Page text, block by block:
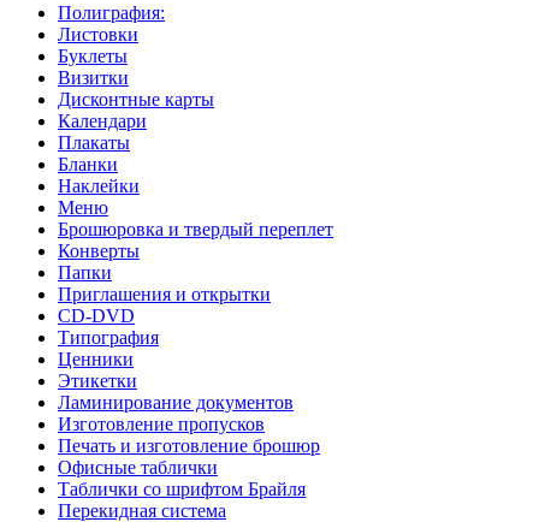
Полиграфия:
Листовки
Буклеты
Визитки
Дисконтные карты
Календари
Плакаты
Бланки
Наклейки
Меню
Брошюровка и твердый переплет
Конверты
Папки
Приглашения и открытки
CD-DVD
Типография
Ценники
Этикетки
Ламинирование документов
Изготовление пропусков
Печать и изготовление брошюр
Офисные таблички
Таблички со шрифтом Брайля
Перекидная система